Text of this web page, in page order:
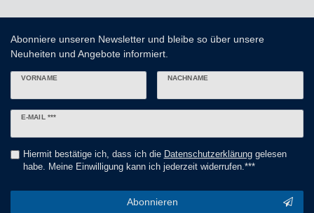
Abonniere unseren Newsletter und bleibe so über unsere
Neuheiten und Angebote informiert.
VORNAME NACHNAME
E-MAIL ***
Newsletter
Hiermit bestätige ich, dass ich die Daten­schutz­erklärunggelesen
habe. Meine Einwilligung kann ich jederzeit widerrufen.***
Abonnieren